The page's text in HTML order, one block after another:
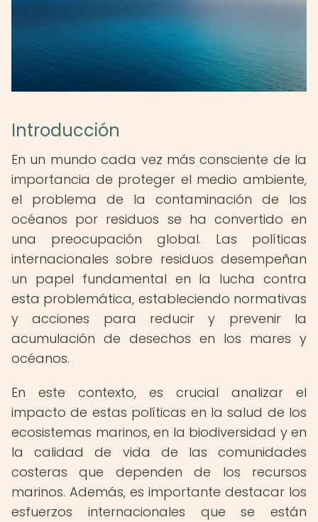
Introducción
En un mundo cada vez más consciente de la
importancia de proteger el medio ambiente,
el problema de la contaminación de los
océanos por residuos se ha convertido en
una preocupación global. Las políticas
internacionales sobre residuos desempeñan
un papel fundamental en la lucha contra
esta problemática, estableciendo normativas
y acciones para reducir y prevenir la
acumulación de desechos en los mares y
océanos.
En este contexto, es crucial analizar el
impacto de estas políticas en la salud de los
ecosistemas marinos, en la biodiversidad y en
la calidad de vida de las comunidades
costeras que dependen de los recursos
marinos. Además, es importante destacar los
esfuerzos internacionales que se están